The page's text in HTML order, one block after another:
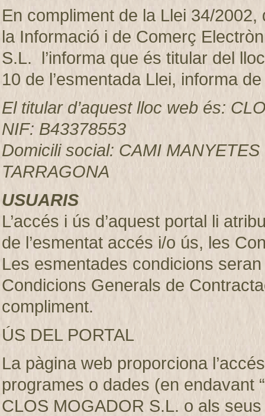
En compliment de la Llei 34/2002,
la Informació i de Comerç
S.L. l’informa que és titular del
10 de l’esmentada Llei, informa
El titular d’aquest lloc web és:
NIF: B43378553
Domicili social: CAMI
TARRAGONA
USUARIS
L’accés i ús d’aquest portal li
de l’esmentat accés i/o ús, les
Les esmentades condicions
Condicions Generals de
compliment.
ÚS DEL PORTAL
La pàgina web proporciona
programes o dades (en endavant
CLOS MOGADOR S.L. o als